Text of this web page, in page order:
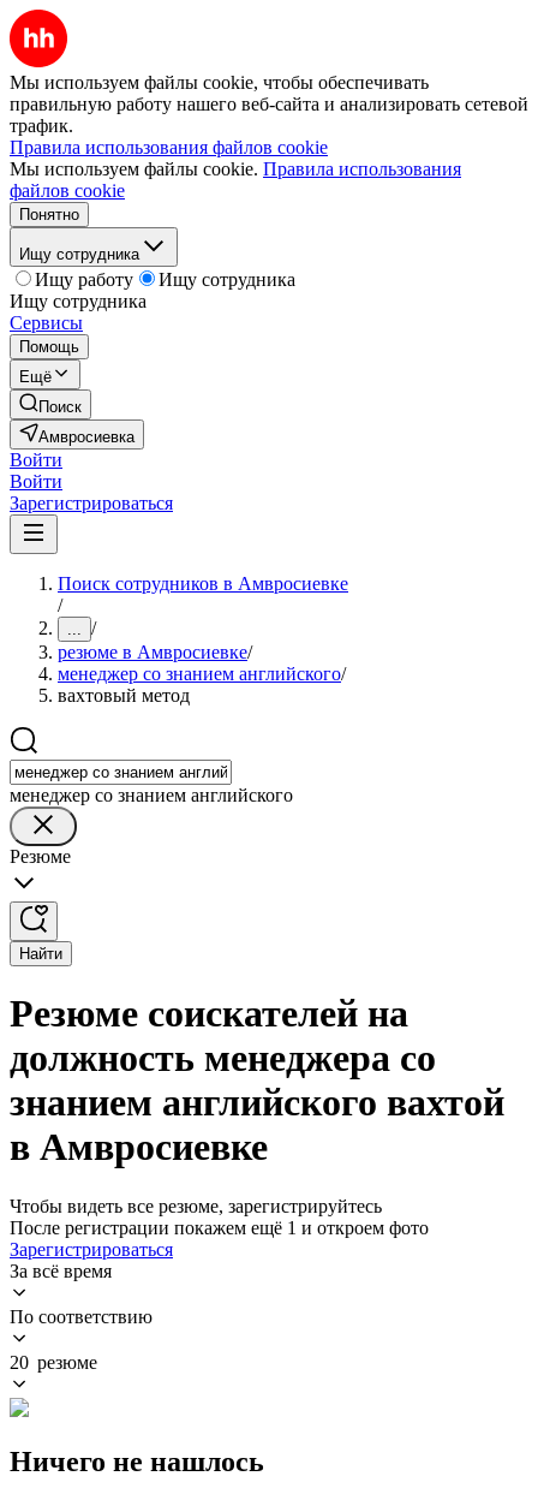
Мы используем файлы cookie, чтобы обеспечивать
правильную работу нашего веб-сайта и анализировать сетевой
трафик.
Правила использования файлов cookie
Мы используем файлы cookie. Правила использования
файлов cookie
Понятно
Ищу сотрудника
Ищу работу
Ищу сотрудника
Ищу сотрудника
Сервисы
Помощь
Ещё
Поиск
Амвросиевка
Войти
Войти
Зарегистрироваться
Поиск сотрудников в Амвросиевке
/
... /
резюме в Амвросиевке/
менеджер со знанием английского/
вахтовый метод
менеджер со знанием английского
Резюме
Найти
Резюме соискателей на
должность менеджера со
знанием английского вахтой
в Амвросиевке
Чтобы видеть все резюме, зарегистрируйтесь
После регистрации покажем ещё 1 и откроем фото
Зарегистрироваться
За всё время
По соответствию
20 резюме
Ничего не нашлось